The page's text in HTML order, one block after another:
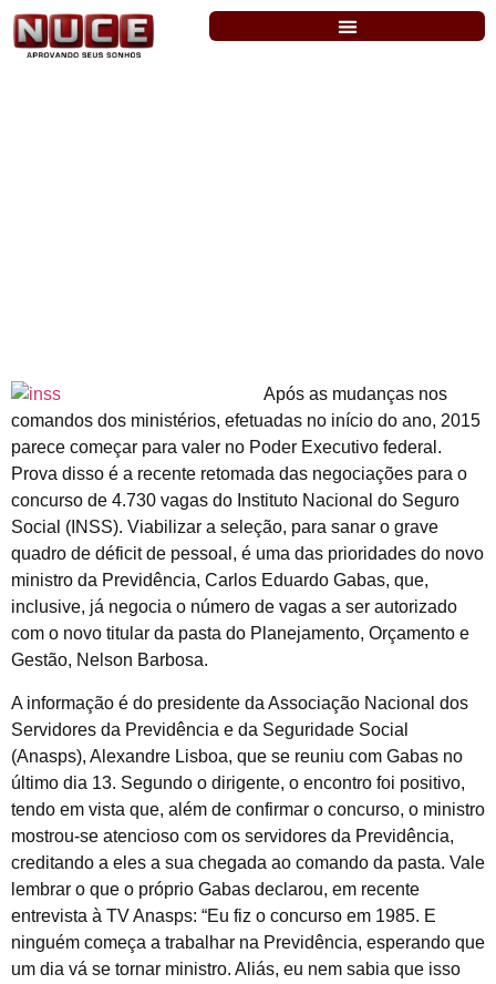
Após as mudanças nos
comandos dos ministérios, efetuadas no início do ano, 2015
parece começar para valer no Poder Executivo federal.
Prova disso é a recente retomada das negociações para o
concurso de 4.730 vagas do Instituto Nacional do Seguro
Social (INSS). Viabilizar a seleção, para sanar o grave
quadro de déficit de pessoal, é uma das prioridades do novo
ministro da Previdência, Carlos Eduardo Gabas, que,
inclusive, já negocia o número de vagas a ser autorizado
com o novo titular da pasta do Planejamento, Orçamento e
Gestão, Nelson Barbosa.
A informação é do presidente da Associação Nacional dos
Servidores da Previdência e da Seguridade Social
(Anasps), Alexandre Lisboa, que se reuniu com Gabas no
último dia 13. Segundo o dirigente, o encontro foi positivo,
tendo em vista que, além de confirmar o concurso, o ministro
mostrou-se atencioso com os servidores da Previdência,
creditando a eles a sua chegada ao comando da pasta. Vale
lembrar o que o próprio Gabas declarou, em recente
entrevista à TV Anasps: “Eu fiz o concurso em 1985. E
ninguém começa a trabalhar na Previdência, esperando que
um dia vá se tornar ministro. Aliás, eu nem sabia que isso